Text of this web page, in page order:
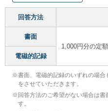
回答方法
書面
1,000円分の定
電磁的記録
※書面、電磁的記録のいずれの場
をさせていただきます。
※ 回答方法のご希望がない場合は
す。